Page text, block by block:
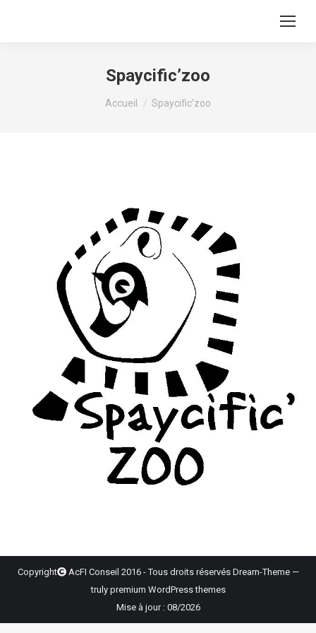
Spaycific’zoo
Vous êtes ici :
Accueil Spaycific’zoo
Copyright
AcFI Conseil 2016 - Tous droits réservés Dream-Theme —
truly premium WordPress themes
Mise à jour : 08/2026